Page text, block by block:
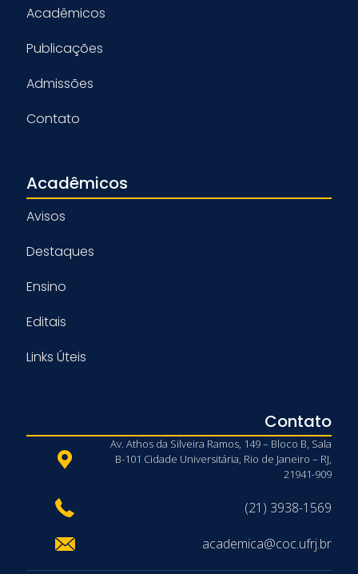
Acadêmicos
Publicações
Admissões
Contato
Acadêmicos
Avisos
Destaques
Ensino
Editais
Links Úteis
Contato
Av. Athos da Silveira Ramos, 149 – Bloco B, Sala
B-101 Cidade Universitária, Rio de Janeiro – RJ,
21941-909
(21) 3938-1569
academica@coc.ufrj.br